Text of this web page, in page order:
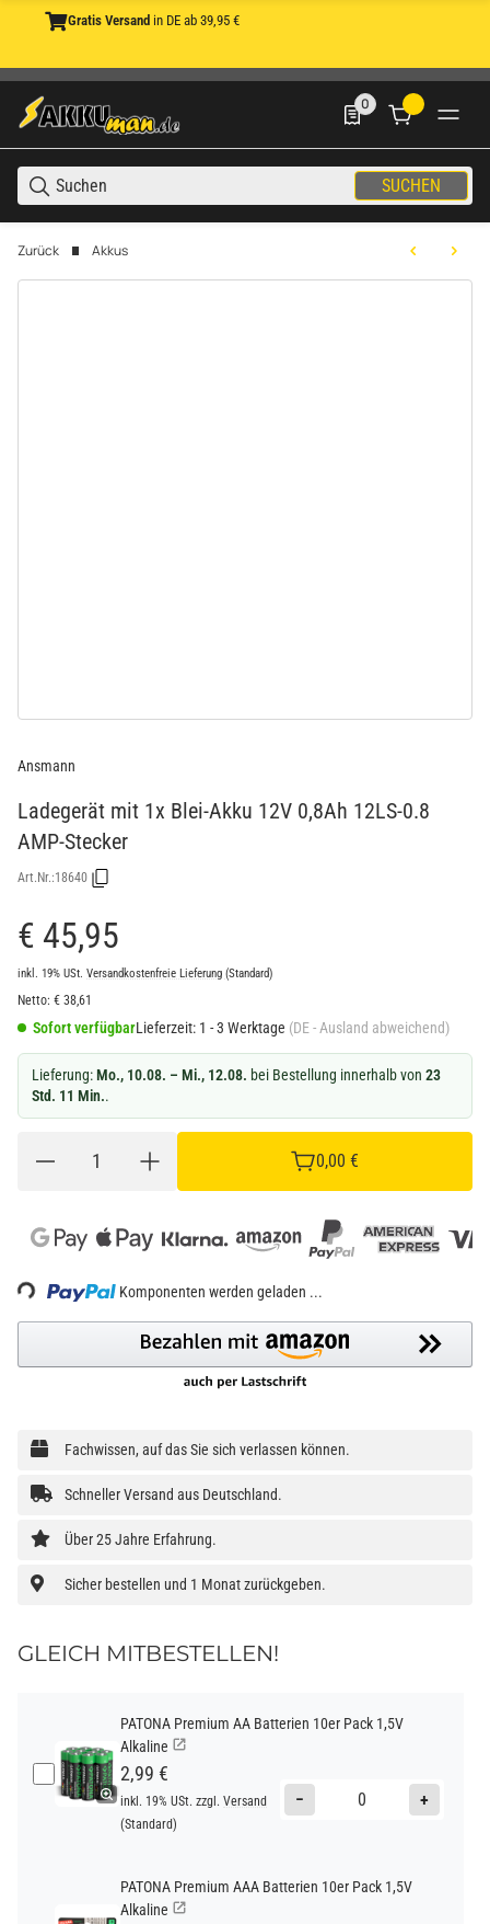
Gratis Versand in DE ab 39,95 €
SUCHEN
0
0 Produkte in der
Zurück Akkus
Ansmann
Ladegerät mit 1x Blei-Akku 12V 0,8Ah 12LS-0.8
AMP-Stecker
Art.Nr.:18640
€ 45,95
inkl. 19% USt. Versandkostenfreie Lieferung (Standard)
Netto: € 38,61
Sofort verfügbarLieferzeit: 1 - 3 Werktage (DE - Ausland abweichend)
Lieferung:Mo., 10.08. – Mi., 12.08. bei Bestellung innerhalb von 23
Std. 11 Min..
0,00 €
Loading... Komponenten werden geladen ...
Fachwissen, auf das Sie sich verlassen können.
Schneller Versand aus Deutschland.
Über 25 Jahre Erfahrung.
Sicher bestellen und 1 Monat zurückgeben.
GLEICH MITBESTELLEN!
PATONA Premium AA Batterien 10er Pack 1,5V
Alkaline
2,99 €
inkl. 19% USt. zzgl. Versand
(Standard)
− +
PATONA Premium AAA Batterien 10er Pack 1,5V
Alkaline